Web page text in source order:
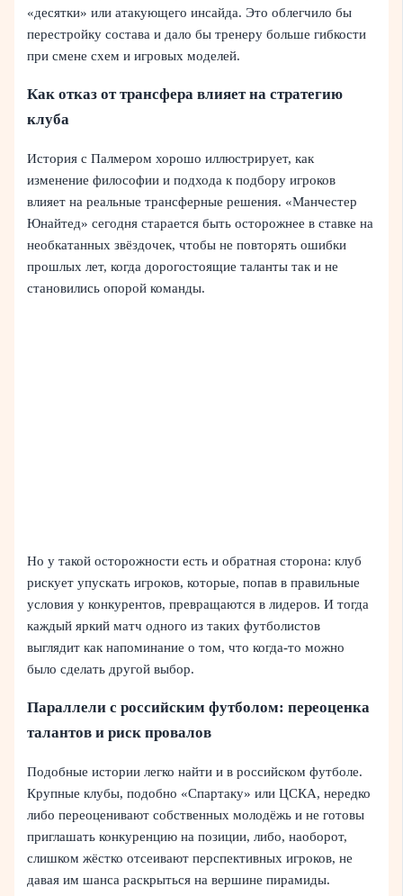
«десятки» или атакующего инсайда. Это облегчило бы
перестройку состава и дало бы тренеру больше гибкости
при смене схем и игровых моделей.
Как отказ от трансфера влияет на стратегию
клуба
История с Палмером хорошо иллюстрирует, как
изменение философии и подхода к подбору игроков
влияет на реальные трансферные решения. «Манчестер
Юнайтед» сегодня старается быть осторожнее в ставке на
необкатанных звёздочек, чтобы не повторять ошибки
прошлых лет, когда дорогостоящие таланты так и не
становились опорой команды.
Но у такой осторожности есть и обратная сторона: клуб
рискует упускать игроков, которые, попав в правильные
условия у конкурентов, превращаются в лидеров. И тогда
каждый яркий матч одного из таких футболистов
выглядит как напоминание о том, что когда-то можно
было сделать другой выбор.
Параллели с российским футболом: переоценка
талантов и риск провалов
Подобные истории легко найти и в российском футболе.
Крупные клубы, подобно «Спартаку» или ЦСКА, нередко
либо переоценивают собственных молодёжь и не готовы
приглашать конкуренцию на позиции, либо, наоборот,
слишком жёстко отсеивают перспективных игроков, не
давая им шанса раскрыться на вершине пирамиды.